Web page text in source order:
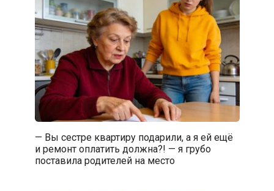
— Вы сестре квартиру подарили, а я ей ещё
и ремонт оплатить должна?! — я грубо
поставила родителей на место